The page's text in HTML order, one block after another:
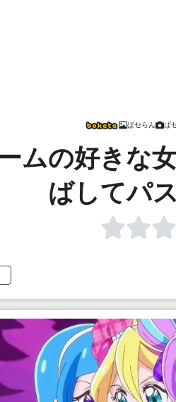
ぱセらん ぱ
ムの好きな
ばしてパ